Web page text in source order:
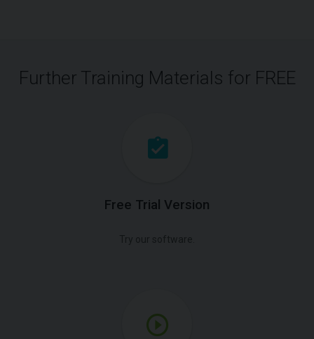
Further Training Materials for FREE
Free Trial Version